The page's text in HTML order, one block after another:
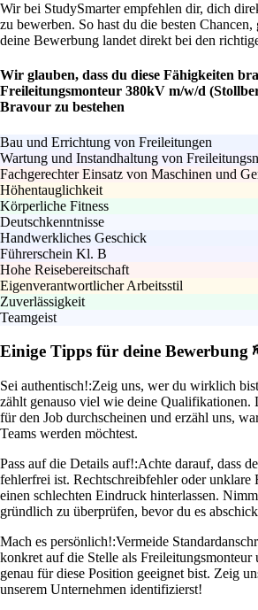
Wir bei StudySmarter empfehlen dir, dich
zu bewerben. So hast du die besten Chancen,
deine Bewerbung landet direkt bei den
Wir glauben, dass du diese Fähigkeiten
Freileitungsmonteur 380kV m/w/d
Bravour zu bestehen
Bau und Errichtung von Freileitungen
Wartung und Instandhaltung von
Fachgerechter Einsatz von Maschinen und
Höhentauglichkeit
Körperliche Fitness
Deutschkenntnisse
Handwerkliches Geschick
Führerschein Kl. B
Hohe Reisebereitschaft
Eigenverantwortlicher Arbeitsstil
Zuverlässigkeit
Teamgeist
Einige Tipps für deine Bewerbung
Sei authentisch!:Zeig uns, wer du wirklich
zählt genauso viel wie deine Qualifikationen.
für den Job durchscheinen und erzähl uns,
Teams werden möchtest.
Pass auf die Details auf!:Achte darauf, dass
fehlerfrei ist. Rechtschreibfehler oder unklare
einen schlechten Eindruck hinterlassen.
gründlich zu überprüfen, bevor du es
Mach es persönlich!:Vermeide
konkret auf die Stelle als Freileitungsmonteur
genau für diese Position geeignet bist. Zeig
unserem Unternehmen identifizierst!